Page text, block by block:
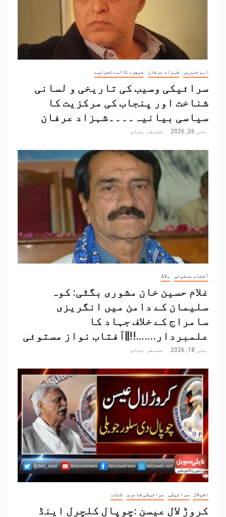
اہم خبریں شہزاد عرفان فیچر، کالم،تجزئیے
سرائیکی وسیب کی تاریخی و لسانی
شناخت اور پنجاب کی مرکزیت کا
سیاسی بیانیہ۔۔۔۔شہزاد عرفان
مئی 26, 2026 غضنفر عباس
آفتاب مستوئی بلاگ
غلام حسین خان مشوری بگٹی: کوہ
سلیمان کے دامن میں انگریزی
سامراج کے خلاف جہاد کا
علمبردار…….!!||آفتاب نواز مستوئی
مئی 18, 2026 غضنفر عباس
اشولال سرائیکی سرائیکی شاعری کتاب
کروڑ لال عیسن :چوپال کلچرل اینڈ